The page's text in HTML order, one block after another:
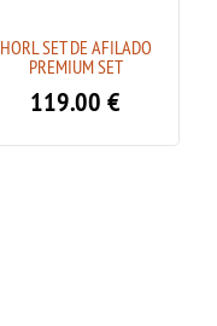
HORL SET DE AFILADO
PREMIUM SET
119.00 €